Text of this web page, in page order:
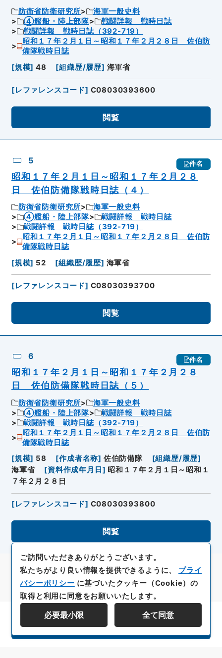
防衛省防衛研究所
海軍一般史料
④艦船・陸上部隊
戦闘詳報 戦時日誌
戦闘詳報 戦時日誌（392-719）
昭和１７年２月１日～昭和１７年２月２８日 佐伯防
備隊戦時日誌
[規模] 48 [組織歴/履歴] 海軍省
[レファレンスコード] C08030393600
閲覧
5 件名
昭和１７年２月１日～昭和１７年２月２８
日 佐伯防備隊戦時日誌（４）
防衛省防衛研究所
海軍一般史料
④艦船・陸上部隊
戦闘詳報 戦時日誌
戦闘詳報 戦時日誌（392-719）
昭和１７年２月１日～昭和１７年２月２８日 佐伯防
備隊戦時日誌
[規模] 52 [組織歴/履歴] 海軍省
[レファレンスコード] C08030393700
閲覧
6 件名
昭和１７年２月１日～昭和１７年２月２８
日 佐伯防備隊戦時日誌（５）
防衛省防衛研究所
海軍一般史料
④艦船・陸上部隊
戦闘詳報 戦時日誌
戦闘詳報 戦時日誌（392-719）
昭和１７年２月１日～昭和１７年２月２８日 佐伯防
備隊戦時日誌
[規模] 58 [作成者名称] 佐伯防備隊 [組織歴/履歴]
海軍省
[資料作成年月日 ] 昭和１７年２月１日～昭和１
７年２月２８日
[レファレンスコード] C08030393800
閲覧
資料群階層を表示する
ご訪問いただきありがとうございます。
私たちがより良い情報を提供できるように、 プライ
バシーポリシー に基づいたクッキー（Cookie）の
取得と利用に同意をお願いいたします。
必要最小限 全て同意